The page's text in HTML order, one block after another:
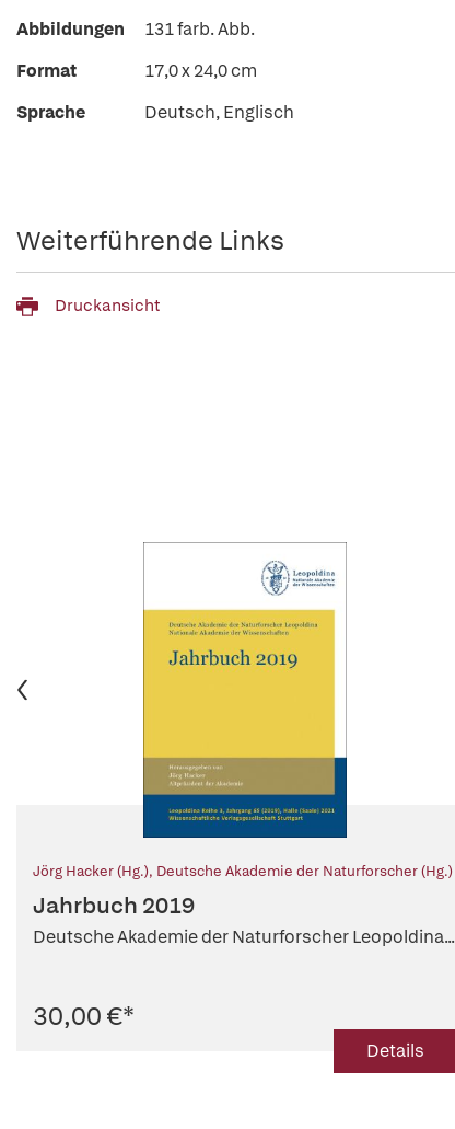
Abbildungen
131 farb. Abb.
Format
17,0 x 24,0 cm
Sprache
Deutsch, Englisch
Weiterführende Links
Druckansicht
Jörg Hacker (Hg.), Deutsche Akademie der Naturforscher (Hg.)
Jahrbuch 2019
Deutsche Akademie der Naturforscher Leopoldina...
30,00 €*
Details